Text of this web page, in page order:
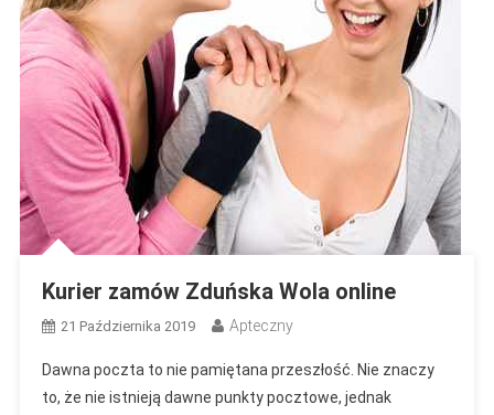
Kurier zamów Zduńska Wola online
21 Października 2019 Apteczny
Dawna poczta to nie pamiętana przeszłość. Nie znaczy
to, że nie istnieją dawne punkty pocztowe, jednak